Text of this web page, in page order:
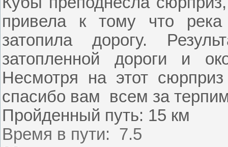
привела к тому что
затопила дорогу.
затопленной дороги и
Несмотря на этот
спасибо вам
всем за
Пройденный путь: 15 км
Время в пути:
7.5